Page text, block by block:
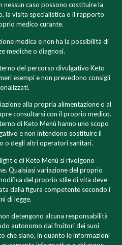
nessun caso possono costituire la
la visita specialistica o il rapporto
medico curante.
medica e non ha la possibilità di
mediche o diagnosi.
del percorso divulgativo Keto
esempi e non prevedono consigli
alla propria alimentazione o al
consultarsi con il proprio medico.
di Keto Menù hanno uno scopo
e non intendono sostituire il
o degli altri operatori sanitari.
e di Keto Menù si rivolgono
Qualsiasi variazione del proprio
del proprio stile di vita deve
dalla figura competente secondo i
di legge.
detengono alcuna responsabilità
autonomo dai fruitori dei suoi
che siano, in quanto le informazioni